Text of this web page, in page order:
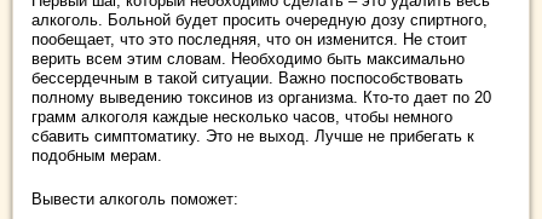
алкоголь. Больной будет просить очередную дозу спиртного,
пообещает, что это последняя, что он изменится. Не стоит
верить всем этим словам. Необходимо быть максимально
бессердечным в такой ситуации. Важно поспособствовать
полному выведению токсинов из организма. Кто-то дает по 20
грамм алкоголя каждые несколько часов, чтобы немного
сбавить симптоматику. Это не выход. Лучше не прибегать к
подобным мерам.
Вывести алкоголь поможет: